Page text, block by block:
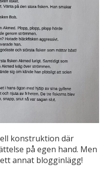
konstruktion där
på egen hand. Men
annat blogginlägg!